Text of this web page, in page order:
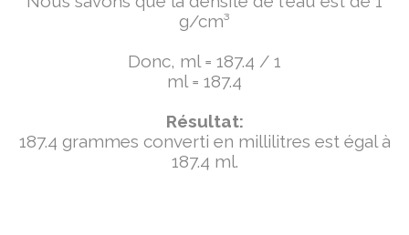
g/cm³
Donc, ml = 187.4 / 1
ml = 187.4
Résultat:
187.4 grammes converti en millilitres est égal à
187.4 ml.